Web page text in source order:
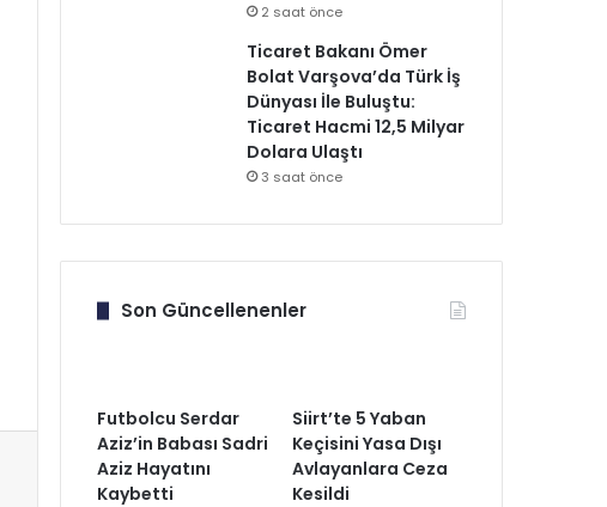
2 saat önce
Ticaret Bakanı Ömer
Bolat Varşova’da Türk İş
Dünyası İle Buluştu:
Ticaret Hacmi 12,5 Milyar
Dolara Ulaştı
3 saat önce
Son Güncellenenler
Futbolcu Serdar
Aziz’in Babası Sadri
Aziz Hayatını
Kaybetti
Siirt’te 5 Yaban
Keçisini Yasa Dışı
Avlayanlara Ceza
Kesildi